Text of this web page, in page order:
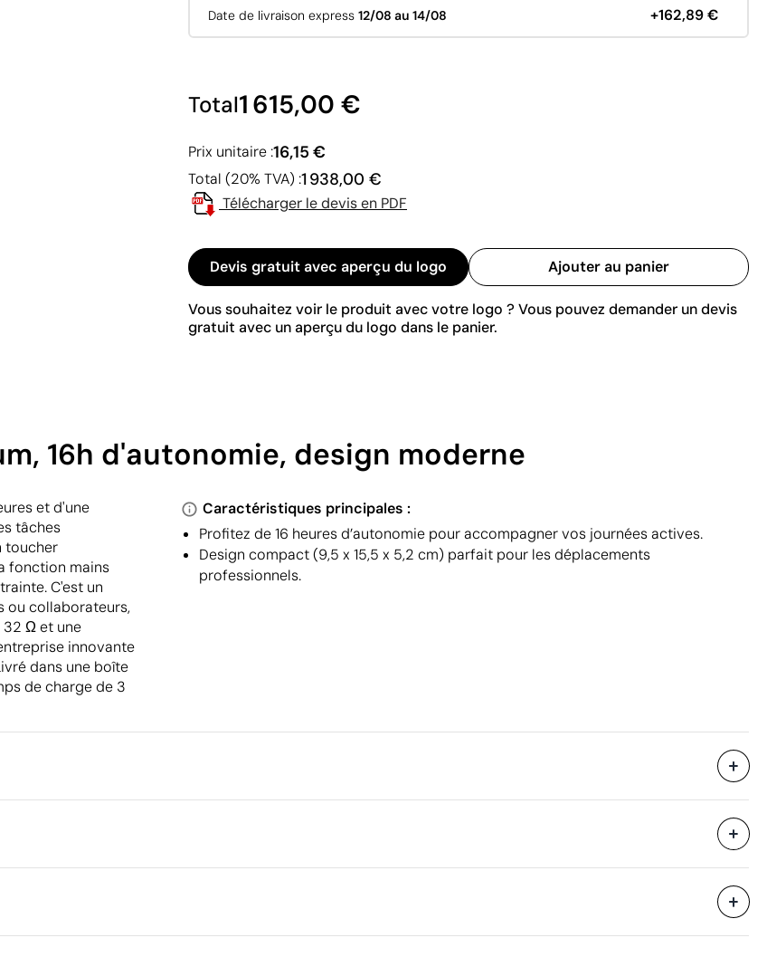
Date de livraison express 12/08 au 14/08 +162,89 €
Total1 615,00 €
Prix unitaire :16,15 €
Total (20% TVA) :1 938,00 €
Télécharger le devis en PDF
Devis gratuit avec aperçu du logo Ajouter au panier
Vous souhaitez voir le produit avec votre logo ? Vous pouvez demander un devis
gratuit avec un aperçu du logo dans le panier.
16h d'autonomie, design moderne
et d'une
tâches
toucher
fonction mains
C'est un
ou collaborateurs,
32 Ω et une
innovante
dans une boîte
de charge de 3
Caractéristiques principales :
Profitez de 16 heures d’autonomie pour accompagner vos journées actives.
Design compact (9,5 x 15,5 x 5,2 cm) parfait pour les déplacements
professionnels.
Emballage